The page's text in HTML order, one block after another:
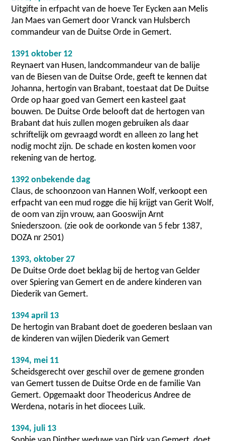
Uitgifte in erfpacht van de hoeve Ter Eycken aan Melis
Jan Maes van Gemert door Vranck van Hulsberch
commandeur van de Duitse Orde in Gemert.
1391 oktober 12
Reynaert van Husen, landcommandeur van de balije
van de Biesen van de Duitse Orde, geeft te kennen dat
Johanna, hertogin van Brabant, toestaat dat De Duitse
Orde op haar goed van Gemert een kasteel gaat
bouwen. De Duitse Orde belooft dat de hertogen van
Brabant dat huis zullen mogen gebruiken als daar
schriftelijk om gevraagd wordt en alleen zo lang het
nodig mocht zijn. De schade en kosten komen voor
rekening van de hertog.
1392 onbekende dag
Claus, de schoonzoon van Hannen Wolf, verkoopt een
erfpacht van een mud rogge die hij krijgt van Gerit Wolf,
de oom van zijn vrouw, aan Gooswijn Arnt
Sniederszoon. (zie ook de oorkonde van 5 febr 1387,
DOZA nr 2501)
1393, oktober 27
De Duitse Orde doet beklag bij de hertog van Gelder
over Spiering van Gemert en de andere kinderen van
Diederik van Gemert.
1394 april 13
De hertogin van Brabant doet de goederen beslaan van
de kinderen van wijlen Diederik van Gemert
1394, mei 11
Scheidsgerecht over geschil over de gemene gronden
van Gemert tussen de Duitse Orde en de familie Van
Gemert. Opgemaakt door Theodericus Andree de
Werdena, notaris in het diocees Luik.
1394, juli 13